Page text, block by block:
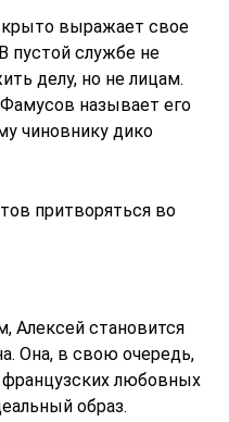
выражает свое
пустой службе не
делу, но не лицам.
называет его
чиновнику дико
притворяться во
становится
Она, в свою очередь,
французских любовных
образ.